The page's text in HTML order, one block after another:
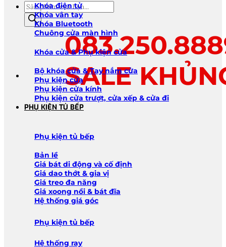
Tìm
kiếm
sản
phẩm
SALE
Khóa điện tử
Khóa vân tay
Khóa Bluetooth
Chuông cửa màn hình
Khóa cửa & Phụ kiện cửa
Bộ khóa cửa & Tay nắm cửa
Phụ kiện cửa
Phụ kiện cửa kính
Phụ kiện cửa trượt, cửa xếp & cửa đi
PHỤ KIỆN TỦ BẾP
Phụ kiện tủ bếp
Bản lề
Giá bát di động và cố định
Giá dao thớt & gia vị
Giá treo đa năng
Giá xoong nồi & bát đĩa
Hệ thống giá góc
Phụ kiện tủ bếp
Hệ thống ray